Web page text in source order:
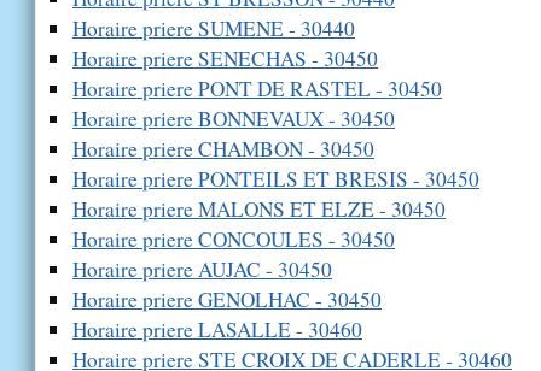
Horaire priere SUMENE - 30440
Horaire priere SENECHAS - 30450
Horaire priere PONT DE RASTEL - 30450
Horaire priere BONNEVAUX - 30450
Horaire priere CHAMBON - 30450
Horaire priere PONTEILS ET BRESIS - 30450
Horaire priere MALONS ET ELZE - 30450
Horaire priere CONCOULES - 30450
Horaire priere AUJAC - 30450
Horaire priere GENOLHAC - 30450
Horaire priere LASALLE - 30460
Horaire priere STE CROIX DE CADERLE - 30460